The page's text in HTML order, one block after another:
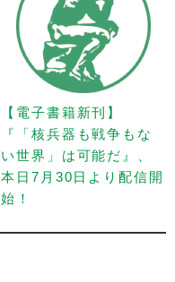
【電子書籍新刊】
『「核兵器も戦争もな
い世界」は可能だ』、
本日7月30日より配信開
始！